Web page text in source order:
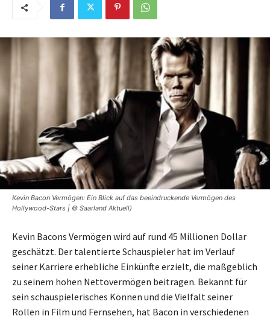
Kevin Bacon Vermögen: Ein Blick auf das beeindruckende Vermögen des
Hollywood-Stars | © Saarland Aktuell)
Kevin Bacons Vermögen wird auf rund 45 Millionen Dollar
geschätzt. Der talentierte Schauspieler hat im Verlauf
seiner Karriere erhebliche Einkünfte erzielt, die maßgeblich
zu seinem hohen Nettovermögen beitragen. Bekannt für
sein schauspielerisches Können und die Vielfalt seiner
Rollen in Film und Fernsehen, hat Bacon in verschiedenen